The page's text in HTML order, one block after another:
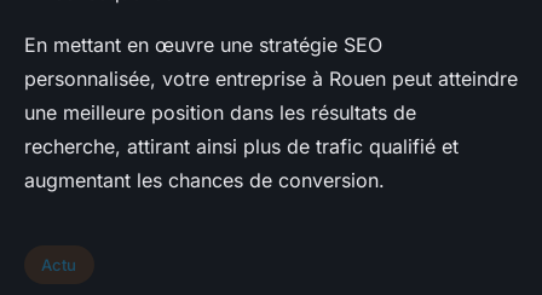
En mettant en œuvre une stratégie SEO
personnalisée, votre entreprise à Rouen peut atteindre
une meilleure position dans les résultats de
recherche, attirant ainsi plus de trafic qualifié et
augmentant les chances de conversion.
Actu